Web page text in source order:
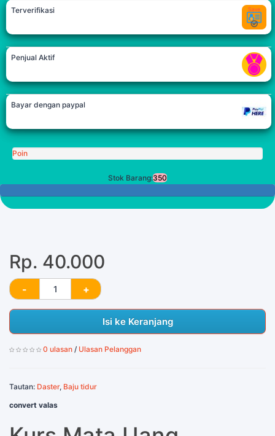
Terverifikasi
Penjual Aktif
Bayar dengan paypal
Poin
Stok Barang:350
Rp. 40.000
Isi ke Keranjang
0 ulasan / Ulasan Pelanggan
Tautan: Daster, Baju tidur
convert valas